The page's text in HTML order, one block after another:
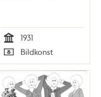
Tid
1931
Typ
Bildkonst